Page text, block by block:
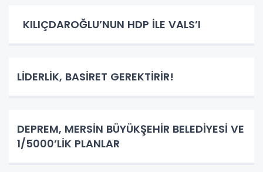
KILIÇDAROĞLU’NUN HDP İLE VALS’I
LİDERLİK, BASİRET GEREKTİRİR!
DEPREM, MERSİN BÜYÜKŞEHİR BELEDİYESİ VE
1/5000’LİK PLANLAR